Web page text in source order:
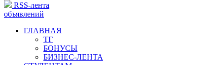
RSS-лента
объявлений
ГЛАВНАЯ
ТГ
БОНУСЫ
БИЗНЕС-ЛЕНТА